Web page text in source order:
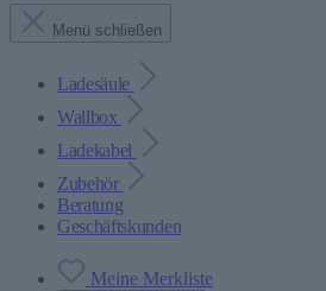
Menü schließen
Ladesäule
Wallbox
Ladekabel
Zubehör
Beratung
Geschäftskunden
Meine Merkliste